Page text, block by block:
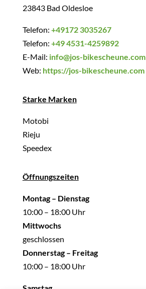
23843 Bad Oldesloe
Telefon: +49172 3035267
Telefon: +49 4531-4259892
E-Mail: info@jos-bikescheune.com
Web: https://jos-bikescheune.com
Starke Marken
Motobi
Rieju
Speedex
Öffnungszeiten
Montag – Dienstag
10:00 – 18:00 Uhr
Mittwochs
geschlossen
Donnerstag – Freitag
10:00 – 18:00 Uhr